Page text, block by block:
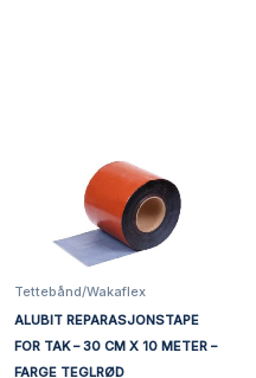
Tettebånd/Wakaflex
ALUBIT REPARASJONSTAPE
FOR TAK – 30 CM X 10 METER –
FARGE TEGLRØD